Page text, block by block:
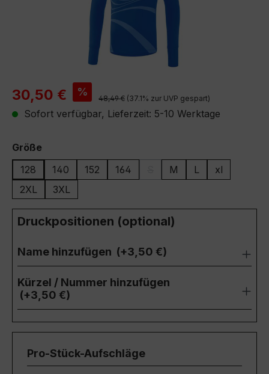
Verkaufspreis:
30,50 € % Regulärer Preis:
48,49 € (37.1% zur UVP gespart)
Sofort verfügbar, Lieferzeit: 5-10 Werktage
Größeauswählen
128
140 152 164
(Diese Option ist zurzeit
M L
xl
2XL
3XL
Druckpositionen (optional)
Name hinzufügen (+3,50 €)
Kürzel / Nummer hinzufügen
(+3,50 €)
Pro-Stück-Aufschläge